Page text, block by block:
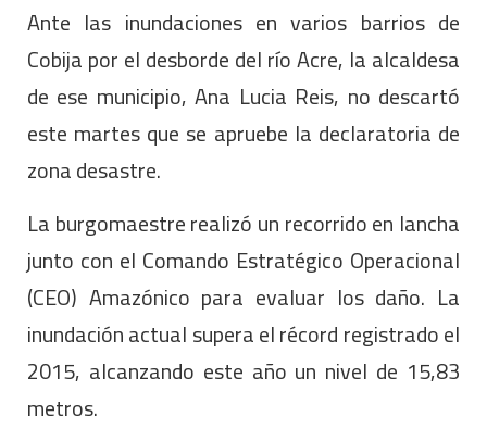
Ante las inundaciones en varios barrios de
Cobija por el desborde del río Acre, la alcaldesa
de ese municipio, Ana Lucia Reis, no descartó
este martes que se apruebe la declaratoria de
zona desastre.
La burgomaestre realizó un recorrido en lancha
junto con el Comando Estratégico Operacional
(CEO) Amazónico para evaluar los daño. La
inundación actual supera el récord registrado el
2015, alcanzando este año un nivel de 15,83
metros.